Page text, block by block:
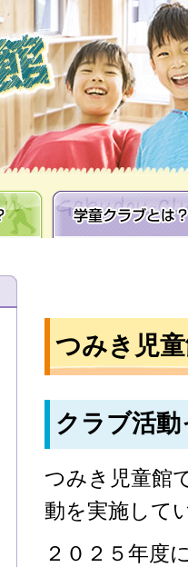
学童クラブとは？
つみき児
クラブ活動
つみき児童館
動を実施して
２０２５年度